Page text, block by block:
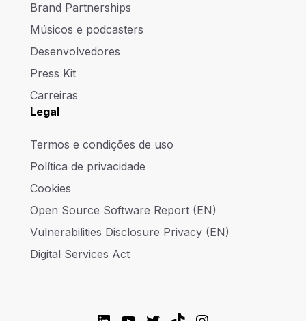
Brand Partnerships
Músicos e podcasters
Desenvolvedores
Press Kit
Carreiras
Legal
Termos e condições de uso
Política de privacidade
Cookies
Open Source Software Report (EN)
Vulnerabilities Disclosure Privacy (EN)
Digital Services Act